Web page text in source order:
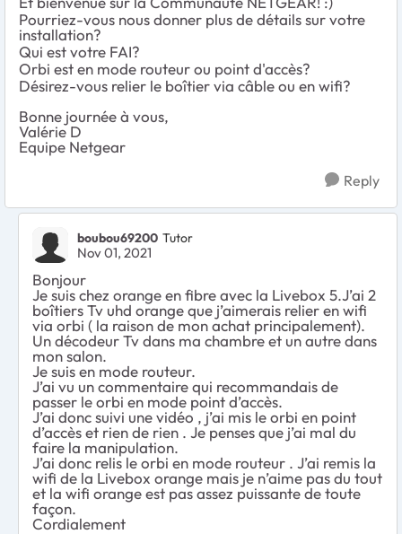
Pourriez-vous nous donner plus de détails sur votre
installation?
Qui est votre FAI?
Orbi est en mode routeur ou point d'accès?
Désirez-vous relier le boîtier via câble ou en wifi?
Bonne journée à vous,
Valérie D
Equipe Netgear
Reply
boubou69200 Tutor
Nov 01, 2021
Bonjour
Je suis chez orange en fibre avec la Livebox 5.J’ai 2
boîtiers Tv uhd orange que j’aimerais relier en wifi
via orbi ( la raison de mon achat principalement).
Un décodeur Tv dans ma chambre et un autre dans
mon salon.
Je suis en mode routeur.
J’ai vu un commentaire qui recommandais de
passer le orbi en mode point d’accès.
J’ai donc suivi une vidéo , j’ai mis le orbi en point
d’accès et rien de rien . Je penses que j’ai mal du
faire la manipulation.
J’ai donc relis le orbi en mode routeur . J’ai remis la
wifi de la Livebox orange mais je n’aime pas du tout
et la wifi orange est pas assez puissante de toute
façon.
Cordialement